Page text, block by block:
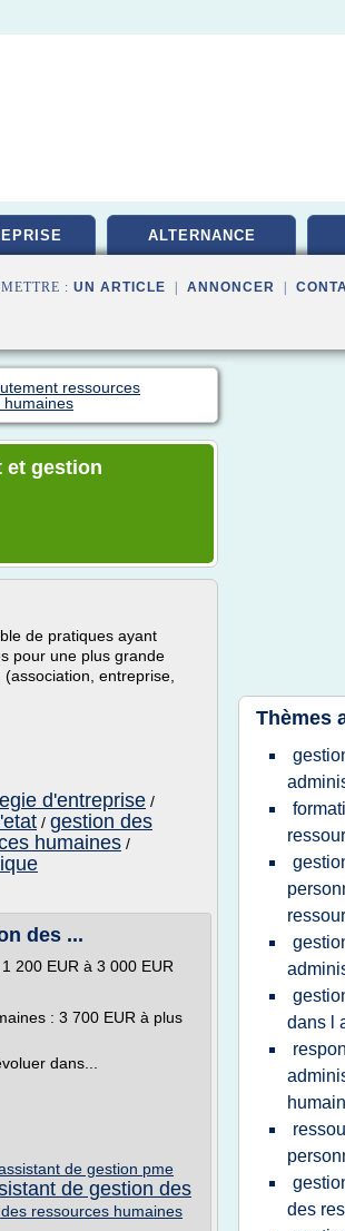
ALTERNANCE
: UN ARTICLE ANNONCER
ressources
humaines
et gestion
de pratiques ayant
pour une plus grande
entreprise,
d'entreprise /
/ gestion des
humaines /
des ...
200 EUR à 3 000 EUR
: 3 700 EUR à plus
dans...
de gestion pme
de gestion des
ressources humaines
Thèmes
dans l
des